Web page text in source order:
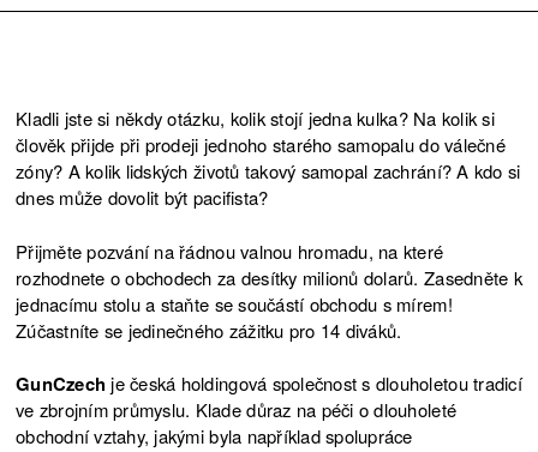
Kladli jste si někdy otázku, kolik stojí jedna kulka? Na kolik si
člověk přijde při prodeji jednoho starého samopalu do válečné
zóny? A kolik lidských životů takový samopal zachrání? A kdo si
dnes může dovolit být pacifista?
Přijměte pozvání na řádnou valnou hromadu, na které
rozhodnete o obchodech za desítky milionů dolarů. Zasedněte k
jednacímu stolu a staňte se součástí obchodu s mírem!
Zúčastníte se jedinečného zážitku pro 14 diváků.
GunCzech je česká holdingová společnost s dlouholetou tradicí
ve zbrojním průmyslu. Klade důraz na péči o dlouholeté
obchodní vztahy, jakými byla například spolupráce